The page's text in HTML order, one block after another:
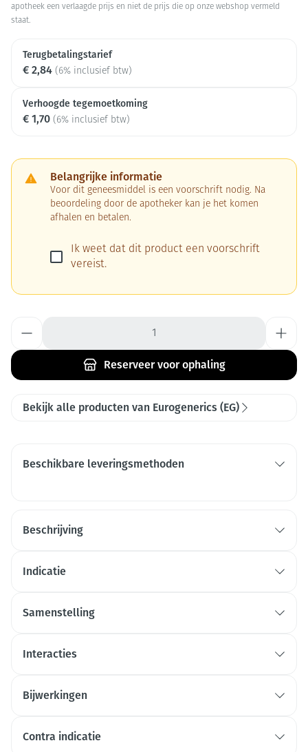
apotheek een verlaagde prijs en niet de prijs die op onze webshop vermeld
staat.
Terugbetalingstarief
€ 2,84 (6% inclusief btw)
Verhoogde tegemoetkoming
€ 1,70 (6% inclusief btw)
Belangrijke informatie
Voor dit geneesmiddel is een voorschrift nodig. Na
beoordeling door de apotheker kan je het komen
afhalen en betalen.
Ik weet dat dit product een voorschrift
vereist.
Reserveervoor ophaling
Bekijk alle producten van Eurogenerics (EG)
Beschikbare leveringsmethoden
Beschrijving
Indicatie
Samenstelling
Interacties
Bijwerkingen
Contra indicatie